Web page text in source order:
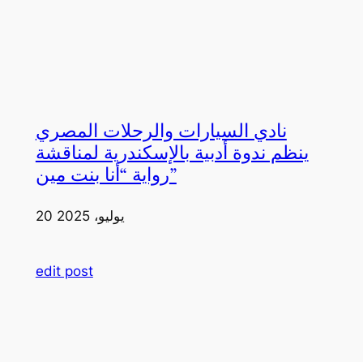
نادي السيارات والرحلات المصري
ينظم ندوة أدبية بالإسكندرية لمناقشة
رواية “أنا بنت مين”
20 يوليو، 2025
edit post